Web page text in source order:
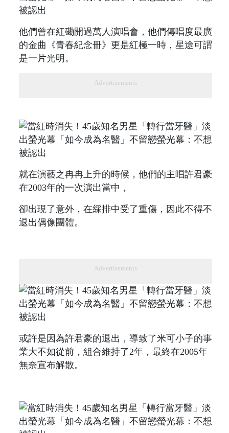
他們曾在紅磡開過萬人演唱會，他們傳唱度最廣
的金曲《青春紀念冊》更是紅極一時，星途可謂
是一片光明。
Advertisements
就在演藝之冉冉上升的時候，他們的主唱許君豪
在2003年的一次演出當中，
卻出現了意外，在綵排中受了重傷，因此不得不
退出偶像團體。
Advertisements
或許是因為許君豪的退出，導致了米可小子的事
業大不如從前，組合維持了2年，最終在2005年
無奈宣布解散。